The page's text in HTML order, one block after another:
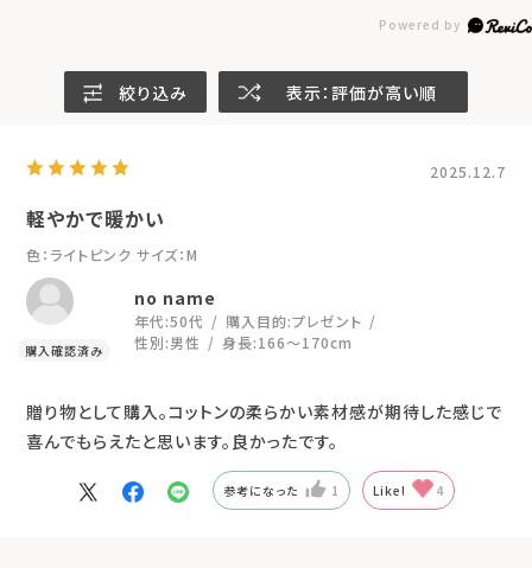
絞り込み 表示：評価が高い順
2025.12.7
軽やかで暖かい
色：ライトピンク サイズ：M
no name
年代:50代 購入目的:プレゼント
性別:男性 身長:166～170cm
贈り物として購入。コットンの柔らかい素材感が期待した感じで
喜んでもらえたと思います。良かったです。
参考になった 1 Like! 4